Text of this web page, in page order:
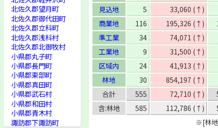
見込地
5
33,060 (↑)
商業地
116 195,326 (↑)
準工業
34
74,071 (↑)
工業地
9
31,500 (↑)
区域内
24
41,913 (↑)
林地
30
854,197 (↑)
合計
555 72,710 (↑)
含:林地
585 112,786 (↑)
※[林
北佐久郡望月町
北佐久郡御代田町
北佐久郡立科町
北佐久郡浅科村
北佐久郡北御牧村
小県郡丸子町
小県郡長門町
小県郡東部町
小県郡真田町
小県郡武石村
小県郡和田村
小県郡青木村
諏訪郡下諏訪町